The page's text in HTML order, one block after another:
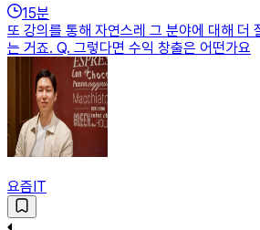
15분
또 강의를 통해 자연스레 그 분야에 대해 더
는 거죠. Q. 그렇다면 수익 창출은 어떤가요
요즘IT